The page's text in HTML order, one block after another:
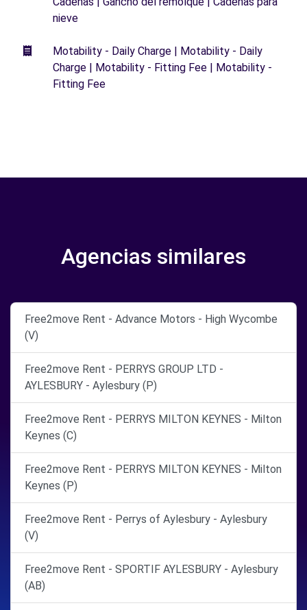
nieve
Motability - Daily Charge | Motability - Daily
Charge | Motability - Fitting Fee | Motability -
Fitting Fee
Agencias similares
Free2move Rent - Advance Motors - High Wycombe
(V)
Free2move Rent - PERRYS GROUP LTD -
AYLESBURY - Aylesbury (P)
Free2move Rent - PERRYS MILTON KEYNES - Milton
Keynes (C)
Free2move Rent - PERRYS MILTON KEYNES - Milton
Keynes (P)
Free2move Rent - Perrys of Aylesbury - Aylesbury
(V)
Free2move Rent - SPORTIF AYLESBURY - Aylesbury
(AB)